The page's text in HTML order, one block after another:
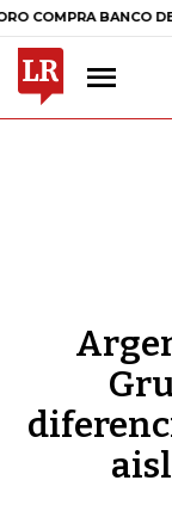
BANCO DE LA